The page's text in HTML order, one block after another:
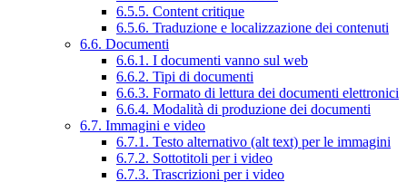
6.5.5. Content critique
6.5.6. Traduzione e localizzazione dei contenuti
6.6. Documenti
6.6.1. I documenti vanno sul web
6.6.2. Tipi di documenti
6.6.3. Formato di lettura dei documenti elettronici
6.6.4. Modalità di produzione dei documenti
6.7. Immagini e video
6.7.1. Testo alternativo (alt text) per le immagini
6.7.2. Sottotitoli per i video
6.7.3. Trascrizioni per i video